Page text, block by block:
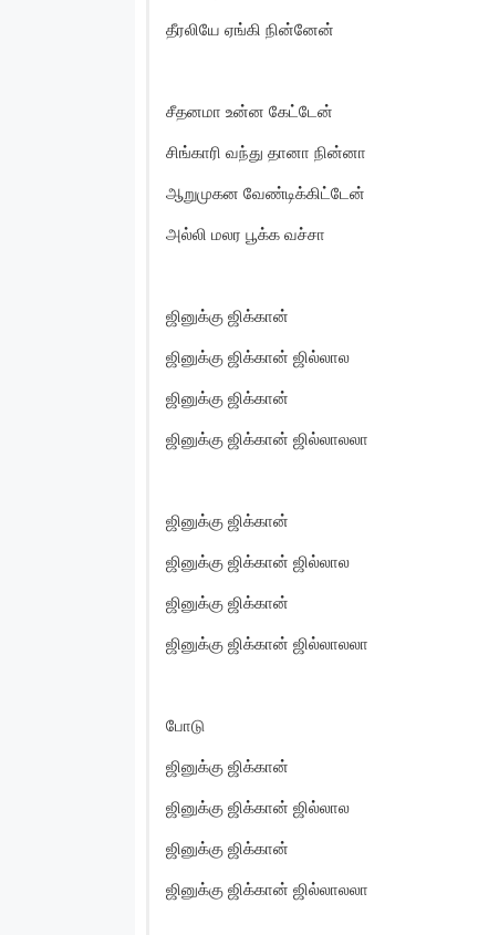
தீரலியே ஏங்கி நின்னேன்
சீதனமா உன்ன கேட்டேன்
சிங்காரி வந்து தானா நின்னா
ஆறுமுகன வேண்டிக்கிட்டேன்
அல்லி மலர பூக்க வச்சா
ஜினுக்கு ஜிக்கான்
ஜினுக்கு ஜிக்கான் ஜில்லால
ஜினுக்கு ஜிக்கான்
ஜினுக்கு ஜிக்கான் ஜில்லாலலா
ஜினுக்கு ஜிக்கான்
ஜினுக்கு ஜிக்கான் ஜில்லால
ஜினுக்கு ஜிக்கான்
ஜினுக்கு ஜிக்கான் ஜில்லாலலா
போடு
ஜினுக்கு ஜிக்கான்
ஜினுக்கு ஜிக்கான் ஜில்லால
ஜினுக்கு ஜிக்கான்
ஜினுக்கு ஜிக்கான் ஜில்லாலலா